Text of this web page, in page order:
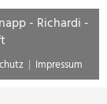
- Richardi -
Impressum